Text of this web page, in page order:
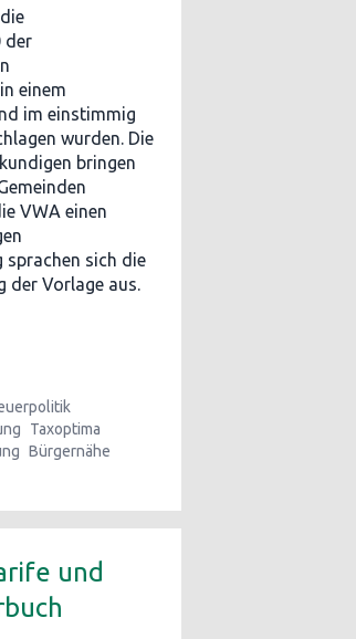
der
einem
im einstimmig
wurden. Die
bringen
VWA einen
sprachen sich die
der Vorlage aus.
Taxoptima
Bürgernähe
und